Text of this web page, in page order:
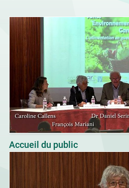
Accueil du public